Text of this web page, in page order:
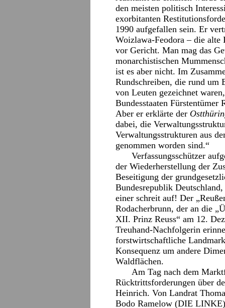
den meisten politisch
exorbitanten
1990 aufgefallen sein. Er
Woizlawa-Feodora – die alte
vor Gericht. Man mag das
monarchistischen
ist es aber nicht. Im
Rundschreiben, die rund um
von Leuten gezeichnet
Bundesstaaten Fürstentümer
Aber er erklärte der
dabei, die
Verwaltungsstrukturen aus
genommen worden sind.“
Verfassungsschützer
der Wiederherstellung der
Beseitigung der
Bundesrepublik
einer schreit auf! Der
Rodacherbrunn, der an die
XII. Prinz Reuss“ am 12.
Treuhand-Nachfolgerin
forstwirtschaftliche
Konsequenz um andere
Waldflächen.
Am Tag nach dem
Rücktrittsforderungen über
Heinrich. Von Landrat
Bodo Ramelow (DIE